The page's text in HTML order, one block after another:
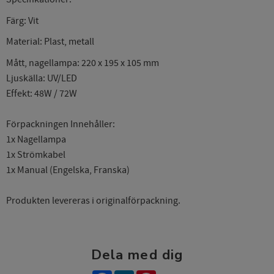
Färg: Vit
Material: Plast, metall
Mått, nagellampa: 220 x 195 x 105 mm
Ljuskälla: UV/LED
Effekt: 48W / 72W
Förpackningen Innehåller:
1x Nagellampa
1x Strömkabel
1x Manual (Engelska, Franska)
Produkten levereras i originalförpackning.
Dela med dig